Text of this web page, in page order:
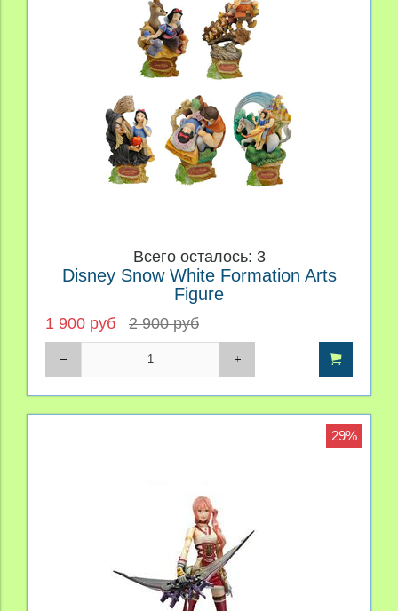
Всего осталось: 3
Disney Snow White Formation Arts
Figure
1 900 руб 2 900 руб
29%